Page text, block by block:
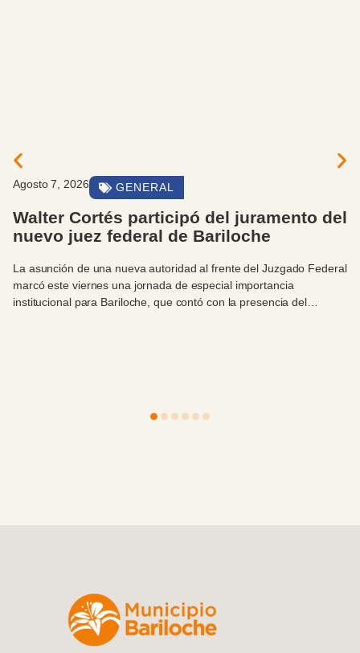
Agosto 7, 2026 EVENTOS Y ACTIVIDADES
El intendente Walter Cortés estuvo
presente en el acto de egreso de la
convenio con la UBA
En un acontecimiento de gran relevancia institucional y académica
para la ciudad, este viernes 7 de agosto se llevó a cabo el acto
Institucionales, Antonio Zidar- quien hizo uso de la palabra como